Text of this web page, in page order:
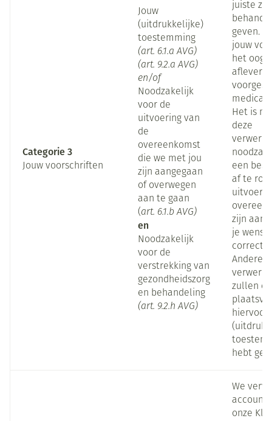
Categorie 3
Jouw voorschriften
Jouw
(uitdrukkelijke)
toestemming
(art. 6.1.a AVG)
(art. 9.2.a AVG)
en/of
Noodzakelijk
voor de
uitvoering van
de
overeenkomst
die we met jou
zijn aangegaan
of overwegen
aan te gaan
(art. 6.1.b AVG)
en
Noodzakelijk
voor de
verstrekking van
gezondheidszorg
en behandeling
(art. 9.2.h AVG)
juiste
geven.
jouw
het oog
Het is
deze
een
af te
zijn
je wenst
correct
Andere
zullen
hiervoor
hebt
We
onze